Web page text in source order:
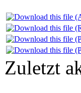
Zuletzt